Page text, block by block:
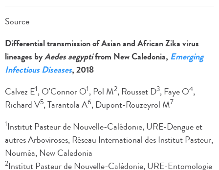
Source
Differential transmission of Asian and African Zika virus
lineages byAedes aegyptifrom New Caledonia, Emerging
Infectious Diseases, 2018
Calvez E1, O'Connor O1, Pol M2, Rousset D3, Faye O4,
Richard V5, Tarantola A6, Dupont-Rouzeyrol M7
1Institut Pasteur de Nouvelle-Calédonie, URE-Dengue et
autres Arboviroses, Réseau International des Institut Pasteur,
Nouméa, New Caledonia
2Institut Pasteur de Nouvelle-Calédonie, URE-Entomologie